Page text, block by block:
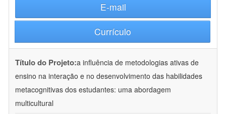
E-mail
Currículo
Título do Projeto:a influência de metodologias ativas de
ensino na interação e no desenvolvimento das habilidades
metacognitivas dos estudantes: uma abordagem
multicultural